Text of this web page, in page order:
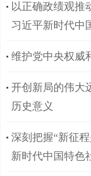
以正确政绩观推
习近平新时代中
维护党中央权威
开创新局的伟大
历史意义
深刻把握“新征
新时代中国特色